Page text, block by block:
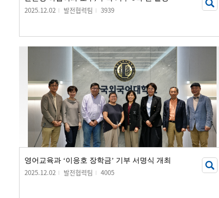
2025.12.02 발전협력팀 3939
영어교육과 ‘이응호 장학금’ 기부 서명식 개최
2025.12.02 발전협력팀 4005